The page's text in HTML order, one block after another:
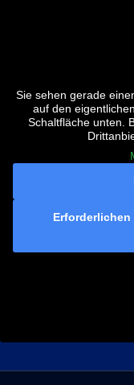
Sie sehen gerade
auf den
Schaltfläche unten.